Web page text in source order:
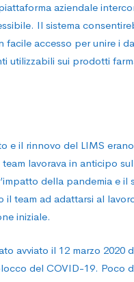
aziendale
Il sistema
facile accesso per unire i
utilizzabili sui prodotti
e il rinnovo del LIMS
lavorava in anticipo
della pandemia e il
il team ad adattarsi al
iniziale.
avviato il 12 marzo 2020
del COVID-19. Poco